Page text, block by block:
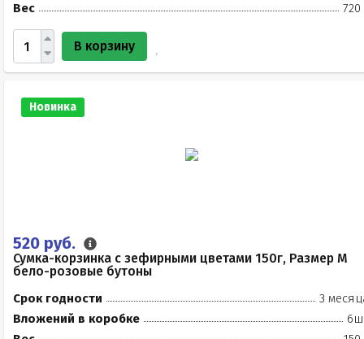
Вес
720
В корзину
Новинка
520 руб.
Сумка-корзинка с зефирными цветами 150г, Размер М
бело-розовые бутоны
Срок годности
3
Вложений в коробке